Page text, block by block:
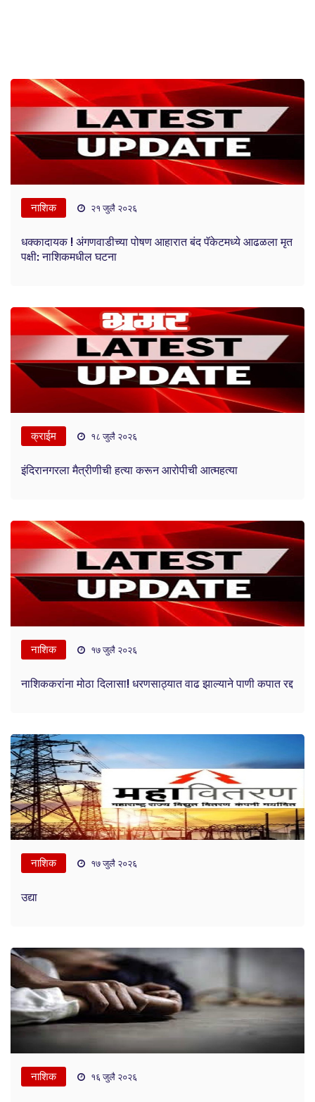
नाशिक २१ जुलै २०२६
धक्कादायक ! अंगणवाडीच्या पोषण आहारात बंद पॅकेटमध्ये आढळला मृत
पक्षी: नाशिकमधील घटना
क्राईम १८ जुलै २०२६
इंदिरानगरला मैत्रीणीची हत्या करून आरोपीची आत्महत्या
नाशिक १७ जुलै २०२६
नाशिककरांना मोठा दिलासा! धरणसाठ्यात वाढ झाल्याने पाणी कपात रद्द
नाशिक १७ जुलै २०२६
उद्या
नाशिक १६ जुलै २०२६